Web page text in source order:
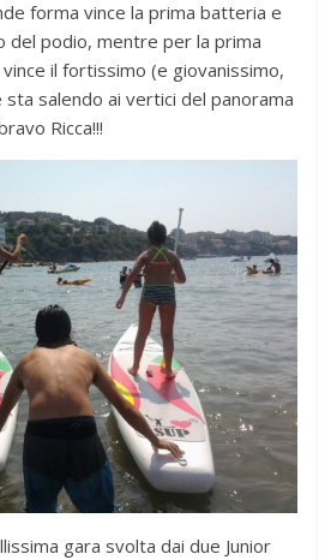
forma vince la prima batteria e
del podio, mentre per la prima
vince il fortissimo (e giovanissimo,
salendo ai vertici del panorama
Ricca!!!
gara svolta dai due Junior